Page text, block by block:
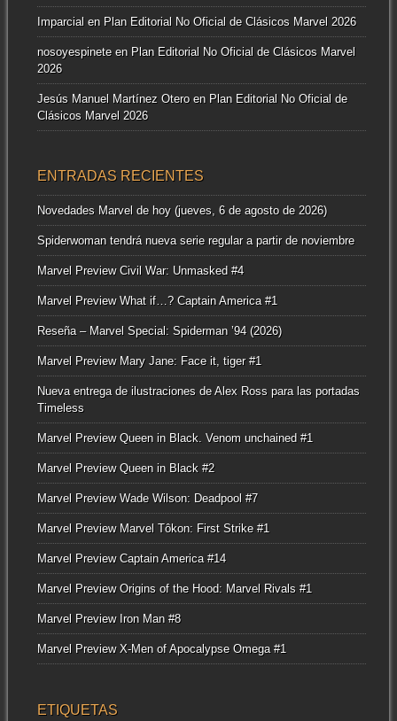
Imparcialen Plan Editorial No Oficial de Clásicos Marvel 2026
nosoyespineteen Plan Editorial No Oficial de Clásicos Marvel
2026
Jesús Manuel Martínez Oteroen Plan Editorial No Oficial de
Clásicos Marvel 2026
ENTRADAS RECIENTES
Novedades Marvel de hoy (jueves, 6 de agosto de 2026)
Spiderwoman tendrá nueva serie regular a partir de noviembre
Marvel Preview Civil War: Unmasked #4
Marvel Preview What if…? Captain America #1
Reseña – Marvel Special: Spiderman ’94 (2026)
Marvel Preview Mary Jane: Face it, tiger #1
Nueva entrega de ilustraciones de Alex Ross para las portadas
Timeless
Marvel Preview Queen in Black. Venom unchained #1
Marvel Preview Queen in Black #2
Marvel Preview Wade Wilson: Deadpool #7
Marvel Preview Marvel Tôkon: First Strike #1
Marvel Preview Captain America #14
Marvel Preview Origins of the Hood: Marvel Rivals #1
Marvel Preview Iron Man #8
Marvel Preview X-Men of Apocalypse Omega #1
ETIQUETAS